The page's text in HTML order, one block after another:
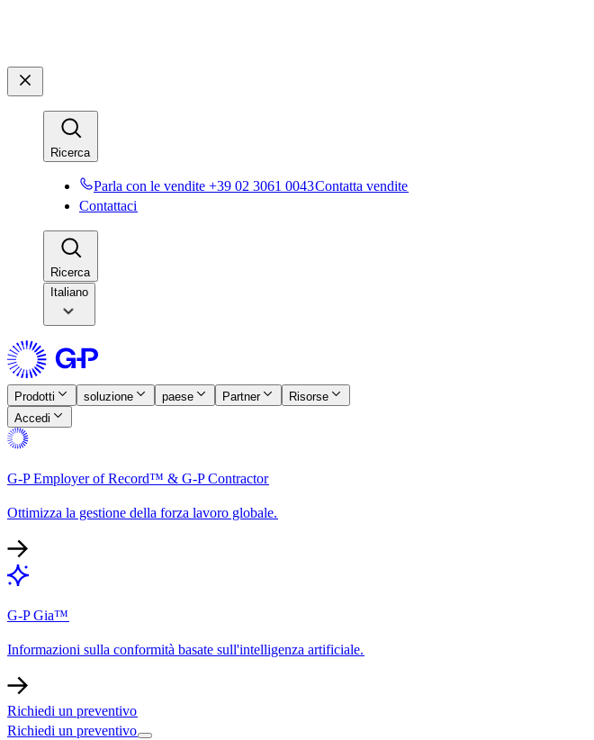
Ricerca​​
Parla con le vendite +39 02 3061 0043​​Contatta vendite​​
Contattaci​​
Ricerca​​
Italiano
Prodotti​​ soluzione​​ paese​​ Partner​​
Risorse​​
Accedi​​
G-P Employer of Record™ & G-P Contractor​​
Ottimizza la gestione della forza lavoro globale.​​
G-P Gia™​​
Informazioni sulla conformità basate sull'intelligenza artificiale.​​
Richiedi un preventivo​​
Richiedi un preventivo​​